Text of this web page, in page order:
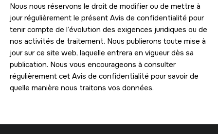
Nous nous réservons le droit de modifier ou de mettre à
jour régulièrement le présent Avis de confidentialité pour
tenir compte de l’évolution des exigences juridiques ou de
nos activités de traitement. Nous publierons toute mise à
jour sur ce site web, laquelle entrera en vigueur dès sa
publication. Nous vous encourageons à consulter
régulièrement cet Avis de confidentialité pour savoir de
quelle manière nous traitons vos données.